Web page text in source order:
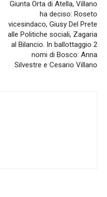
Giunta Orta di Atella, Villano
ha deciso: Roseto
vicesindaco, Giusy Del Prete
alle Politiche sociali, Zagaria
al Bilancio. In ballottaggio 2
nomi di Bosco: Anna
Silvestre e Cesario Villano